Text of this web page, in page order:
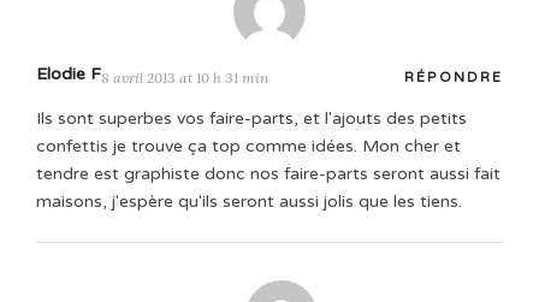
Elodie F8 avril 2013 at 10 h 31 min RÉPONDRE
Ils sont superbes vos faire-parts, et l'ajouts des petits
confettis je trouve ça top comme idées. Mon cher et
tendre est graphiste donc nos faire-parts seront aussi fait
maisons, j'espère qu'ils seront aussi jolis que les tiens.